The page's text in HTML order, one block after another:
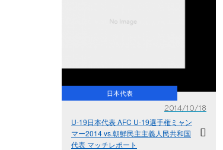
日本代表
2014/10/18
U-19日本代表 AFC U-19選手権ミャン
マー2014 vs.朝鮮民主主義人民共和国
代表 マッチレポート